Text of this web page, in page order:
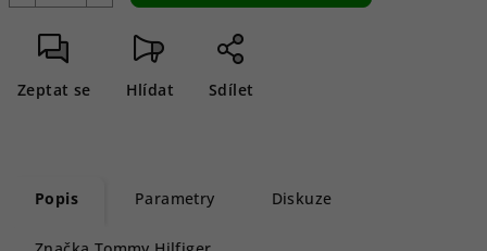
Zeptat se Hlídat Sdílet
Popis Parametry Diskuze